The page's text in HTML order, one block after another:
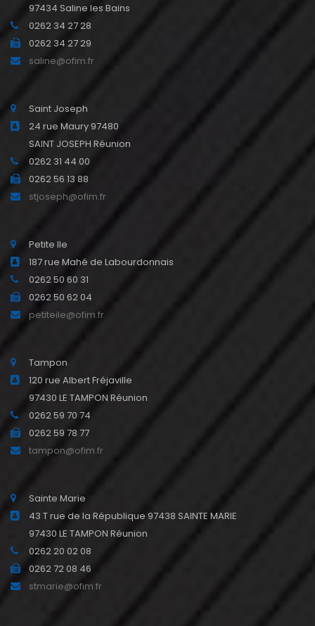
97434 Saline les Bains
0262 34 27 28
0262 34 27 29
saline@ofim.fr
Saint Joseph
24 rue Maury 97480
SAINT JOSEPH Réunion
0262 31 44 00
0262 56 13 88
stjoseph@ofim.fr
Petite Ile
187 rue Mahé de Labourdonnais
0262 50 60 31
0262 50 62 04
petiteile@ofim.fr
Tampon
120 rue Albert Fréjaville
97430 LE TAMPON Réunion
0262 59 70 74
0262 59 78 77
tampon@ofim.fr
Sainte Marie
43 T rue de la République 97438 SAINTE MARIE
97430 LE TAMPON Réunion
0262 20 02 08
0262 72 08 46
stmarie@ofim.fr